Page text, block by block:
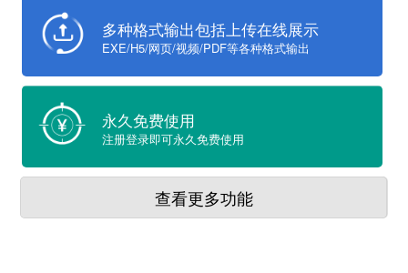
多种格式输出包括上传在线展示
EXE/H5/网页/视频/PDF等各种格式输出
永久免费使用
注册登录即可永久免费使用
查看更多功能